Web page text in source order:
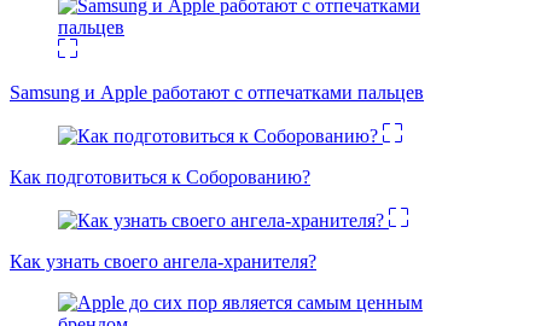
Samsung и Apple работают с отпечатками пальцев
Как подготовиться к Соборованию?
Как узнать своего ангела-хранителя?